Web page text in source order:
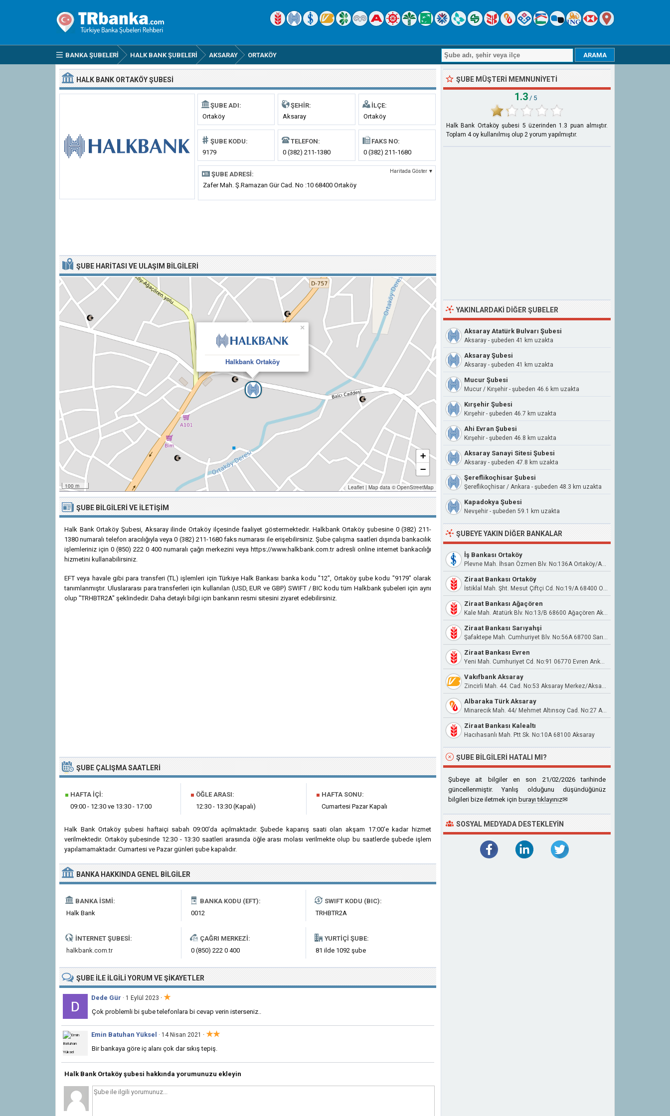
BANKA ŞUBELERI HALK BANK ŞUBELERI AKSARAY ORTAKÖY
HALK BANK ORTAKÖY ŞUBESI
ŞUBE ADI:
Ortaköy
ŞEHIR:
Aksaray
İLÇE:
Ortaköy
ŞUBE KODU:
9179
TELEFON:
0 (382) 211-1380
FAKS NO:
0 (382) 211-1680
ŞUBE ADRESI: Haritada Göster ▼
Zafer Mah. Ş.Ramazan Gür Cad. No :10 68400 Ortaköy
ŞUBE HARITASI VE ULAŞIM BILGILERI
Halkbank Ortaköy
×
100 m
+
−
Leaflet | Map data © OpenStreetMap
ŞUBE BILGILERI VE İLETIŞIM
Halk Bank Ortaköy Şubesi, Aksaray ilinde Ortaköy ilçesinde faaliyet göstermektedir. Halkbank Ortaköy şubesine 0 (382) 211-
1380 numaralı telefon aracılığıyla veya 0 (382) 211-1680 faks numarası ile erişebilirsiniz. Şube çalışma saatleri dışında bankacılık
işlemleriniz için 0 (850) 222 0 400 numaralı çağrı merkezini veya https://www.halkbank.com.tr adresli online internet bankacılığı
hizmetini kullanabilirsiniz.
EFT veya havale gibi para transferi (TL) işlemleri için Türkiye Halk Bankası banka kodu "12", Ortaköy şube kodu "9179" olarak
tanımlanmıştır. Uluslararası para transferleri için kullanılan (USD, EUR ve GBP) SWIFT / BIC kodu tüm Halkbank şubeleri için aynı
olup "TRHBTR2A" şeklindedir. Daha detaylı bilgi için bankanın resmi sitesini ziyaret edebilirsiniz.
ŞUBE ÇALIŞMA SAATLERI
■ HAFTA İÇI:
09:00 - 12:30 ve 13:30 - 17:00
■ ÖĞLE ARASI:
12:30 - 13:30 (Kapalı)
■ HAFTA SONU:
Cumartesi Pazar Kapalı
Halk Bank Ortaköy şubesi haftaiçi sabah 09:00'da açılmaktadır. Şubede kapanış saati olan akşam 17:00'e kadar hizmet
verilmektedir. Ortaköy şubesinde 12:30 - 13:30 saatleri arasında öğle arası molası verilmekte olup bu saatlerde şubede işlem
yapılamamaktadır. Cumartesi ve Pazar günleri şube kapalıdır.
BANKA HAKKINDA GENEL BILGILER
BANKA İSMI:
Halk Bank
BANKA KODU (EFT):
0012
SWIFT KODU (BIC):
TRHBTR2A
İNTERNET ŞUBESI:
halkbank.com.tr
ÇAĞRI MERKEZI:
0 (850) 222 0 400
YURTIÇI ŞUBE:
81 ilde 1092 şube
ŞUBE ILE İLGILIYORUM VE ŞIKAYETLER
Dede Gür · 1 Eylül 2023 · ★
Çok problemli bi şube telefonlara bi cevap verin isterseniz..
Emin Batuhan Yüksel · 14 Nisan 2021 · ★★
Bir bankaya göre iç alanı çok dar sıkış tepiş.
Halk Bank Ortaköy şubesi hakkında yorumunuzu ekleyin
ŞUBE MÜŞTERI MEMNUNIYETI
1.3 / 5
Halk Bank Ortaköy şubesi 5 üzerinden 1.3 puan almıştır.
Toplam 4oy kullanılmış olup 2 yorum yapılmıştır.
YAKINLARDAKI DIĞER ŞUBELER
Aksaray Atatürk Bulvarı Şubesi
Aksaray - şubeden 41 km uzakta
Aksaray Şubesi
Aksaray - şubeden 41 km uzakta
Mucur Şubesi
Mucur / Kırşehir - şubeden 46.6 km uzakta
Kırşehir Şubesi
Kırşehir - şubeden 46.7 km uzakta
Ahi Evran Şubesi
Kırşehir - şubeden 46.8 km uzakta
Aksaray Sanayi Sitesi Şubesi
Aksaray - şubeden 47.8 km uzakta
Şereflikoçhisar Şubesi
Şereflikoçhisar / Ankara - şubeden 48.3 km uzakta
Kapadokya Şubesi
Nevşehir - şubeden 59.1 km uzakta
ŞUBEYE YAKIN DIĞER BANKALAR
İş Bankası Ortaköy
Plevne Mah. İhsan Özmen Blv. No:136A Ortaköy/Aksaray
Ziraat Bankası Ortaköy
İstiklal Mah. Şht. Mesut Çiftçi Cd. No:19/A 68400 Ortaköy Aksaray
Ziraat Bankası Ağaçören
Kale Mah. Atatürk Blv. No:13/B 68600 Ağaçören Aksaray
Ziraat Bankası Sarıyahşi
Şafaktepe Mah. Cumhuriyet Blv. No:56A 68700 Sarıyahşi Aksaray
Ziraat Bankası Evren
Yeni Mah. Cumhuriyet Cd. No:91 06770 Evren Ankara
Vakıfbank Aksaray
Zincirli Mah. 44. Cad. No:53 Aksaray Merkez/Aksaray
Albaraka Türk Aksaray
Minarecik Mah. 44/ Mehmet Altınsoy Cad. No:27 A 68100
Ziraat Bankası Kalealtı
Hacıhasanlı Mah. Ptt Sk. No:10A 68100 Aksaray
ŞUBE BILGILERI HATALI MI?
Şubeye ait bilgiler en son 21/02/2026 tarihinde
güncellenmiştir. Yanlış olduğunu düşündüğünüz
bilgileri bize iletmek için burayı tıklayınız✉
SOSYAL MEDYADA DESTEKLEYIN